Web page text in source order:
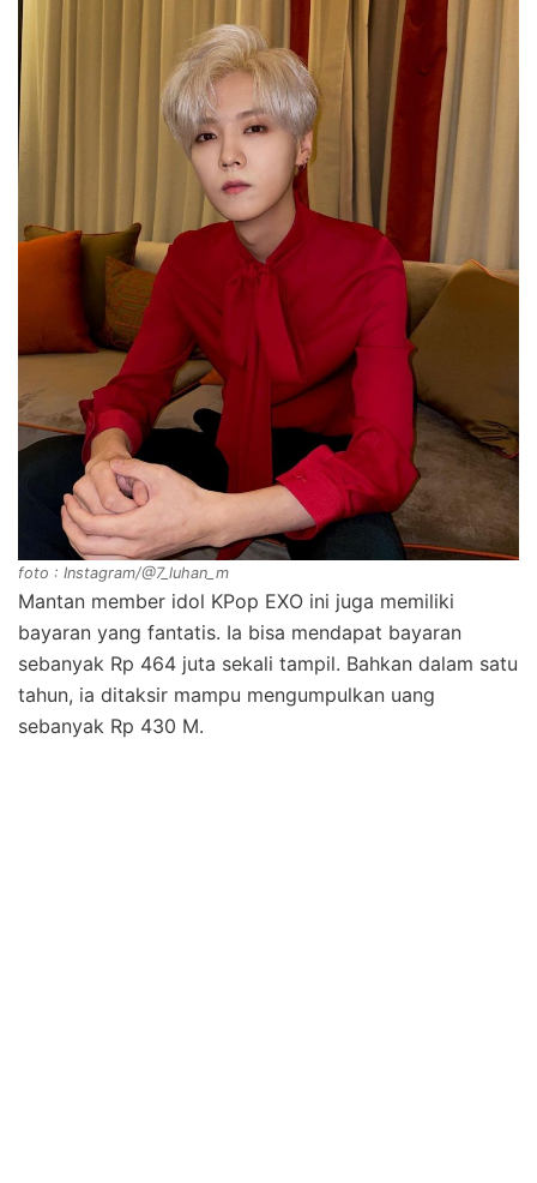
foto : Instagram/@7_luhan_m
Mantan member idol KPop EXO ini juga memiliki
bayaran yang fantatis. Ia bisa mendapat bayaran
sebanyak Rp 464 juta sekali tampil. Bahkan dalam satu
tahun, ia ditaksir mampu mengumpulkan uang
sebanyak Rp 430 M.